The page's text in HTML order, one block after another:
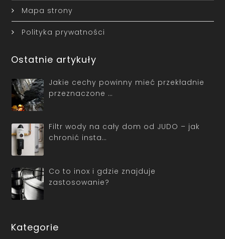
Mapa strony
Polityka prywatności
Ostatnie artykuły
Jakie cechy powinny mieć przekładnie
przeznaczone …
Filtr wody na cały dom od JUDO – jak
chronić insta…
Co to inox i gdzie znajduje
zastosowanie?
Kategorie